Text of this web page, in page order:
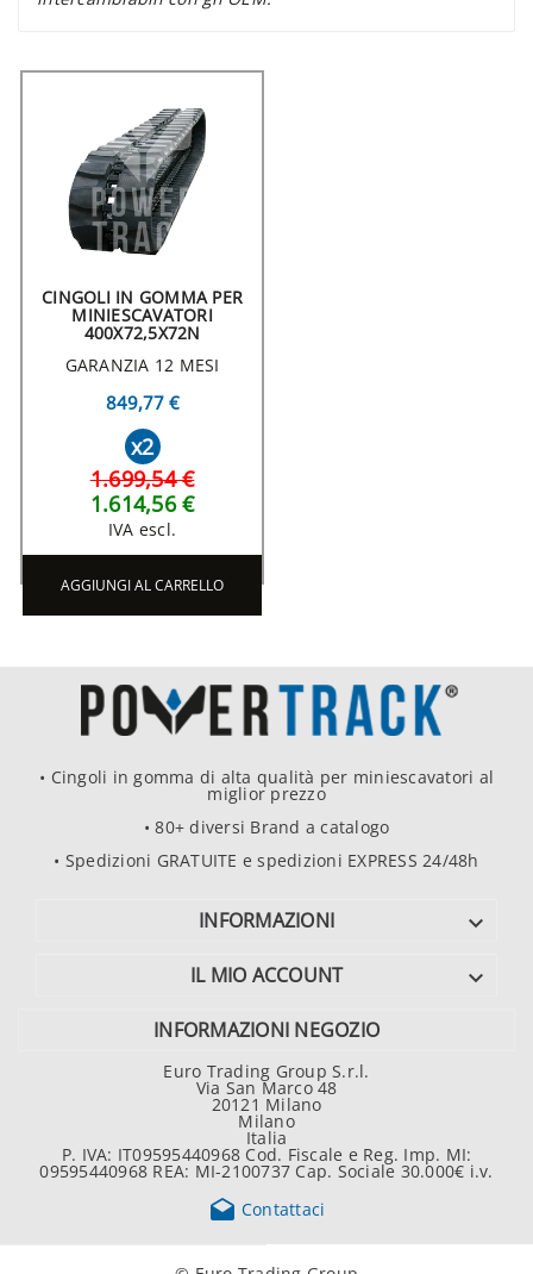
CINGOLI IN GOMMA PER
MINIESCAVATORI
400X72,5X72N
GARANZIA 12 MESI
849,77 €
x2
1.699,54 €
1.614,56 €
IVA escl.
AGGIUNGI AL CARRELLO
• Cingoli in gomma di alta qualità per miniescavatori al
miglior prezzo
• 80+ diversi Brand a catalogo
• Spedizioni GRATUITE e spedizioni EXPRESS 24/48h
INFORMAZIONI 
IL MIO ACCOUNT 
INFORMAZIONI NEGOZIO
Euro Trading Group S.r.l.
Via San Marco 48
20121 Milano
Milano
Italia
P. IVA: IT09595440968 Cod. Fiscale e Reg. Imp. MI:
09595440968 REA: MI-2100737 Cap. Sociale 30.000€ i.v.
 Contattaci